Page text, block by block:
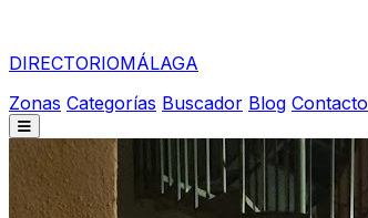
DIRECTORIOMÁLAGA
Zonas Categorías Buscador Blog Contacto